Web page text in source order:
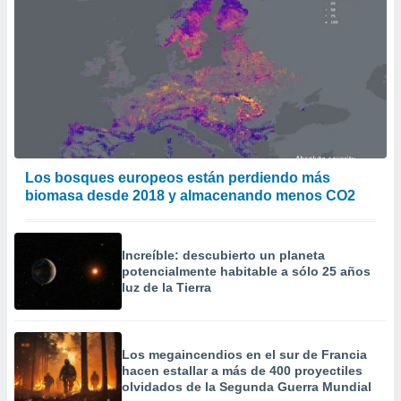
Los bosques europeos están perdiendo más
biomasa desde 2018 y almacenando menos CO2
Increíble: descubierto un planeta
potencialmente habitable a sólo 25 años
luz de la Tierra
Los megaincendios en el sur de Francia
hacen estallar a más de 400 proyectiles
olvidados de la Segunda Guerra Mundial